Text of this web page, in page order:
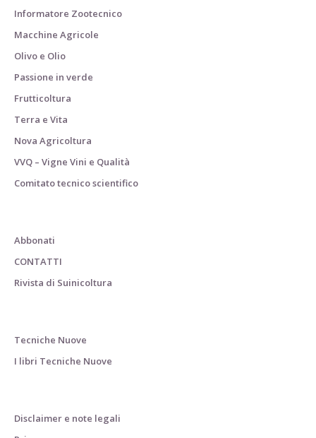
Informatore Zootecnico
Macchine Agricole
Olivo e Olio
Passione in verde
Frutticoltura
Terra e Vita
Nova Agricoltura
VVQ – Vigne Vini e Qualità
Comitato tecnico scientifico
Abbonati
CONTATTI
Rivista di Suinicoltura
Tecniche Nuove
I libri Tecniche Nuove
Disclaimer e note legali